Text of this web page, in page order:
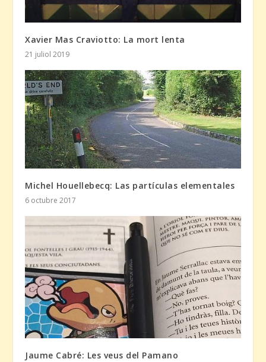
Xavier Mas Craviotto: La mort lenta
21 juliol 2019
Michel Houellebecq: Las partículas elementales
6 octubre 2017
Jaume Cabré: Les veus del Pamano